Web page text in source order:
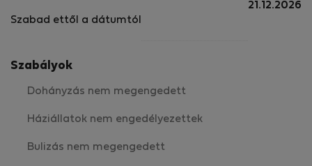
Szabad ettől a dátumtól
21.12.2026
Szabályok
Dohányzás nem megengedett
Háziállatok nem engedélyezettek
Bulizás nem megengedett